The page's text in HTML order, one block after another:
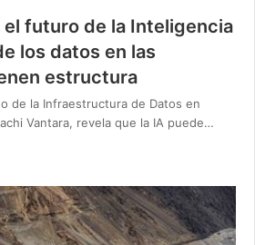
el futuro de la Inteligencia
los datos en las
estructura
de la Infraestructura de Datos en
Vantara, revela que la IA puede…